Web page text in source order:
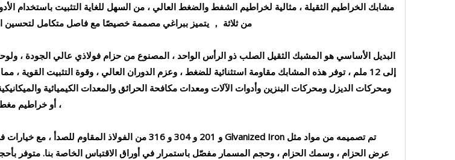
مشابك الخراطيم الثقيلة ، مثالية لخراطيم الشفط والضغط العالي ، من السهل للغاية التثبيت باستخدام
من ثلاثة ， يتميز ببراغي مصممة خصيصًا مع فاصل متكامل لتحسين
إلى 12 ملم ، توفر هذه المشابك مقاومة استثنائية للضغط ، وعزم الدوران العالي ، وقوة التثبيت
ومحركات الديزل ومحركات البنزين وأدوات الآلات ومعدات مكافحة الحرائق والمعدات الكيميائية
، أو خراطيم